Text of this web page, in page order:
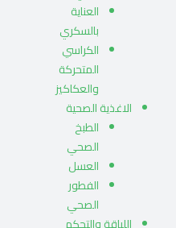
العناية
بالسكري
الكراسي
المتحركة
والعكاكيز
الاغذية الصحية
الطبخ
الصحي
العسل
الفطور
الصحي